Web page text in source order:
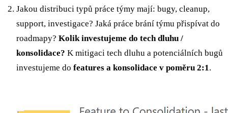
Jakou distribuci typů práce týmy mají: bugy, cleanup,
support, investigace? Jaká práce brání týmu přispívat do
roadmapy? Kolik investujeme do tech dluhu /
konsolidace? K mitigaci tech dluhu a potenciálních bugů
investujeme do features a konsolidace v poměru 2:1.